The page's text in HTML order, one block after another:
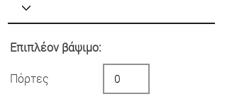
Επιπλέον βάψιμο:
Πόρτες